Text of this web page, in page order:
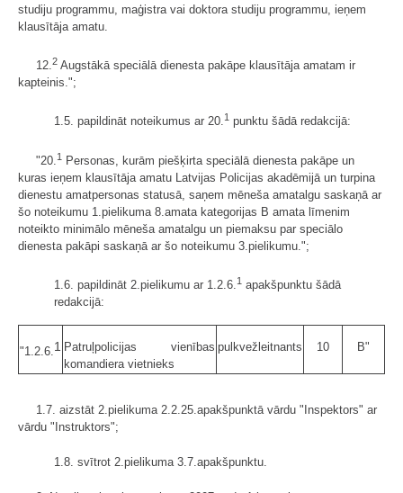
studiju programmu, maģistra vai doktora studiju programmu, ieņem
klausītāja amatu.
12.2 Augstākā speciālā dienesta pakāpe klausītāja amatam ir
kapteinis.";
1.5. papildināt noteikumus ar 20.1 punktu šādā redakcijā:
"20. 1
Personas, kurām piešķirta speciālā dienesta pakāpe un
kuras ieņem klausītāja amatu Latvijas Policijas akadēmijā un turpina
dienestu amatpersonas statusā, saņem mēneša amatalgu saskaņā ar
šo noteikumu 1.pielikuma 8.amata kategorijas B amata līmenim
noteikto minimālo mēneša amatalgu un piemaksu par speciālo
dienesta pakāpi saskaņā ar šo noteikumu 3.pielikumu.";
1.6. papildināt 2.pielikumu ar 1.2.6.1 apakš­punktu šādā
redakcijā:
"1.2.6.1 Patruļpolicijas vienības
komandiera vietnieks
pulkvežleitnants 10 B"
1.7. aizstāt 2.pielikuma 2.2.25.apakšpunktā vārdu "Inspektors" ar
vārdu "Instruktors";
1.8. svītrot 2.pielikuma 3.7.apakšpunktu.